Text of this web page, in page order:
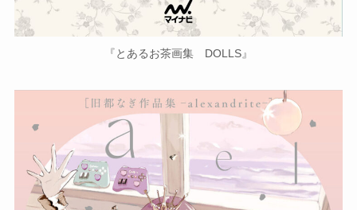
『とあるお茶画集 DOLLS』